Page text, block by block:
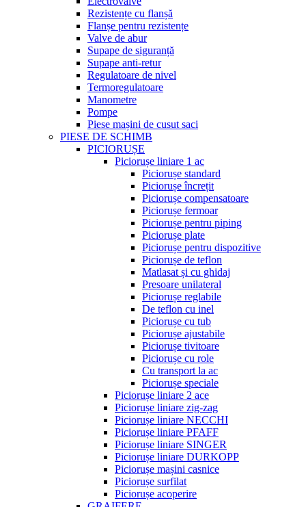
Rezistențe cu flanșă
Flanșe pentru rezistențe
Valve de abur
Supape de siguranță
Supape anti-retur
Regulatoare de nivel
Termoregulatoare
Manometre
Pompe
Piese mașini de cusut saci
PIESE DE SCHIMB
PICIORUȘE
Piciorușe liniare 1 ac
Piciorușe standard
Piciorușe încrețit
Piciorușe compensatoare
Piciorușe fermoar
Piciorușe pentru piping
Piciorușe plate
Piciorușe pentru dispozitive
Piciorușe de teflon
Matlasat și cu ghidaj
Presoare unilateral
Piciorușe reglabile
De teflon cu inel
Piciorușe cu tub
Piciorușe ajustabile
Piciorușe tivitoare
Piciorușe cu role
Cu transport la ac
Piciorușe speciale
Piciorușe liniare 2 ace
Piciorușe liniare zig-zag
Piciorușe liniare NECCHI
Piciorușe liniare PFAFF
Piciorușe liniare SINGER
Piciorușe liniare DURKOPP
Piciorușe mașini casnice
Piciorușe surfilat
Piciorușe acoperire